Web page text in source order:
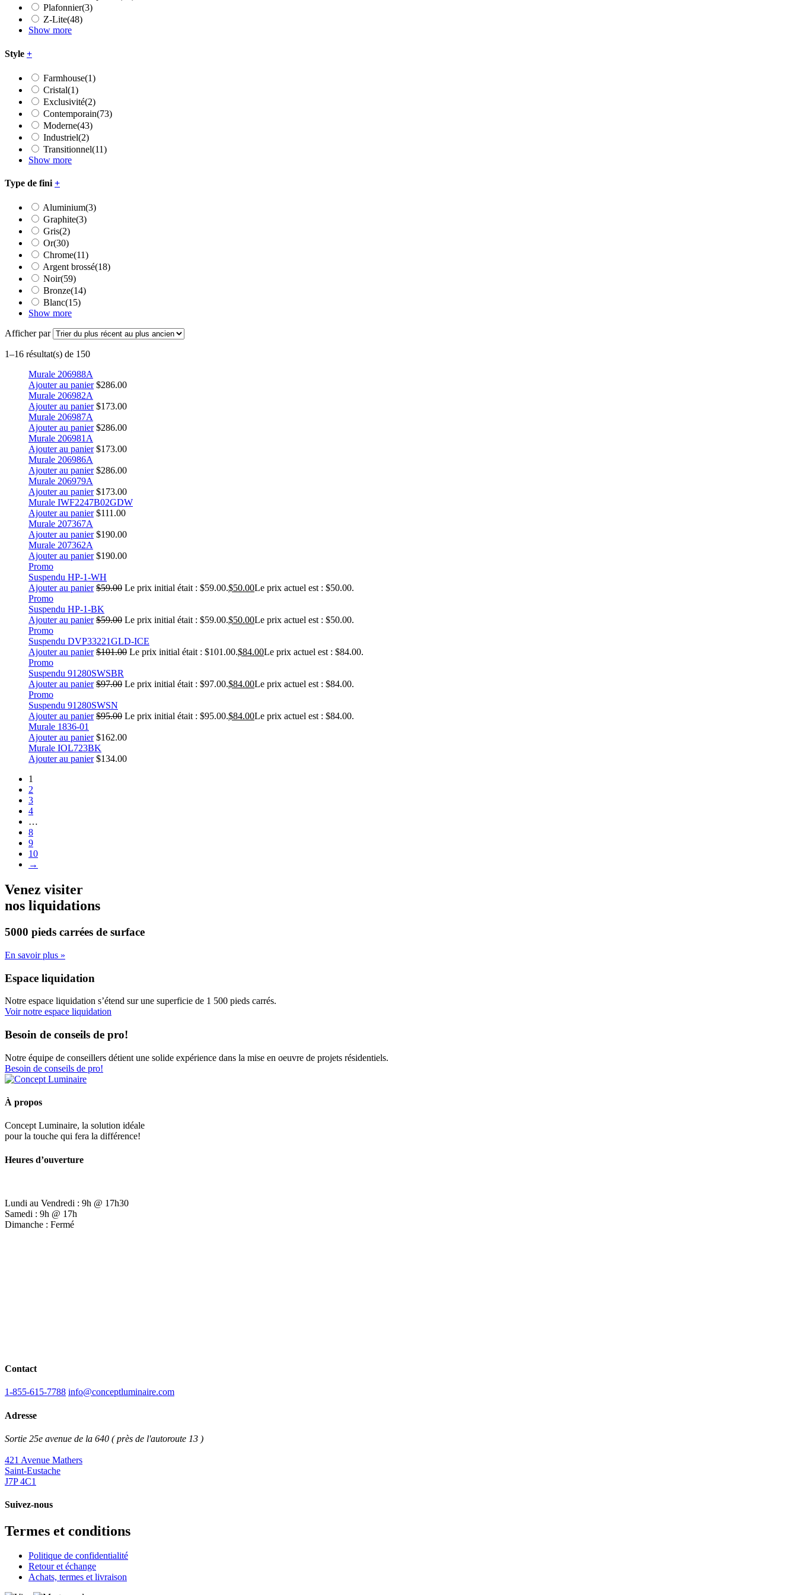
Plafonnier(3)
Z-Lite(48)
Show more
Style +
Farmhouse(1)
Cristal(1)
Exclusivité(2)
Contemporain(73)
Moderne(43)
Industriel(2)
Transitionnel(11)
Show more
Type de fini +
Aluminium(3)
Graphite(3)
Gris(2)
Or(30)
Chrome(11)
Argent brossé(18)
Noir(59)
Bronze(14)
Blanc(15)
Show more
Afficher par
1–16 résultat(s) de 150
Murale 206988A
Ajouter au panier $286.00
Murale 206982A
Ajouter au panier $173.00
Murale 206987A
Ajouter au panier $286.00
Murale 206981A
Ajouter au panier $173.00
Murale 206986A
Ajouter au panier $286.00
Murale 206979A
Ajouter au panier $173.00
Murale IWF2247B02GDW
Ajouter au panier $111.00
Murale 207367A
Ajouter au panier $190.00
Murale 207362A
Ajouter au panier $190.00
Promo
Suspendu HP-1-WH
Ajouter au panier $59.00 Le prix initial était : $59.00.$50.00Le prix actuel est : $50.00.
Promo
Suspendu HP-1-BK
Ajouter au panier $59.00 Le prix initial était : $59.00.$50.00Le prix actuel est : $50.00.
Promo
Suspendu DVP33221GLD-ICE
Ajouter au panier $101.00 Le prix initial était : $101.00.$84.00Le prix actuel est : $84.00.
Promo
Suspendu 91280SWSBR
Ajouter au panier $97.00 Le prix initial était : $97.00.$84.00Le prix actuel est : $84.00.
Promo
Suspendu 91280SWSN
Ajouter au panier $95.00 Le prix initial était : $95.00.$84.00Le prix actuel est : $84.00.
Murale 1836-01
Ajouter au panier $162.00
Murale IOL723BK
Ajouter au panier $134.00
1
2
3
4
…
8
9
10
→
Venez visiter
nos liquidations
5000 pieds carrées de surface
En savoir plus »
Espace liquidation
Notre espace liquidation s’étend sur une superficie de 1 500 pieds carrés.
Voir notre espace liquidation
Besoin de conseils de pro!
Notre équipe de conseillers détient une solide expérience dans la mise en oeuvre de projets résidentiels.
Besoin de conseils de pro!
À propos
Concept Luminaire, la solution idéale
pour la touche qui fera la différence!
Heures d’ouverture
Lundi au Vendredi : 9h @ 17h30
Samedi : 9h @ 17h
Dimanche : Fermé
Contact
1-855-615-7788 info@conceptluminaire.com
Adresse
Sortie 25e avenue de la 640 ( près de l'autoroute 13 )
421 Avenue Mathers
Saint-Eustache
J7P 4C1
Suivez-nous
Termes et conditions
Politique de confidentialité
Retour et échange
Achats, termes et livraison